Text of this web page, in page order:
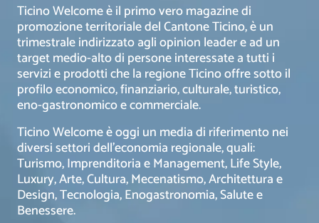
Ticino Welcome è il primo vero magazine di
promozione territoriale del Cantone Ticino, è un
trimestrale indirizzato agli opinion leader e ad un
target medio-alto di persone interessate a tutti i
servizi e prodotti che la regione Ticino offre sotto il
profilo economico, finanziario, culturale, turistico,
eno-gastronomico e commerciale.
Ticino Welcome è oggi un media di riferimento nei
diversi settori dell’economia regionale, quali:
Turismo, Imprenditoria e Management, Life Style,
Luxury, Arte, Cultura, Mecenatismo, Architettura e
Design, Tecnologia, Enogastronomia, Salute e
Benessere.